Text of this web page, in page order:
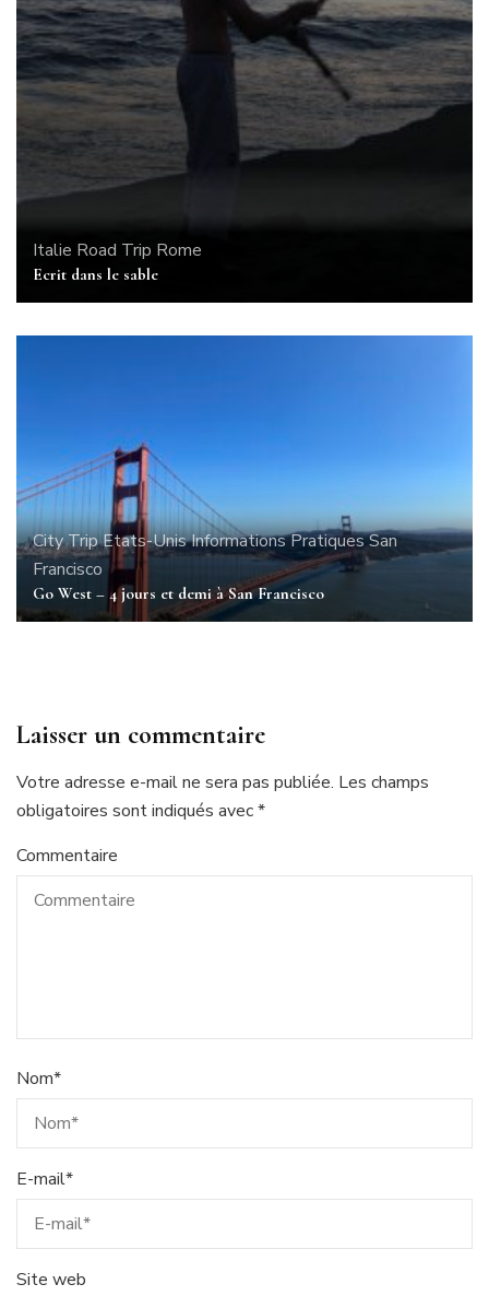
Italie Road Trip Rome
Ecrit dans le sable
City TripEtats-UnisInformations PratiquesSan
Francisco
Go West – 4 jours et demi à San Francisco
Laisser un commentaire
Votre adresse e-mail ne sera pas publiée. Les champs
obligatoires sont indiqués avec*
Commentaire
Nom*
E-mail*
Site web